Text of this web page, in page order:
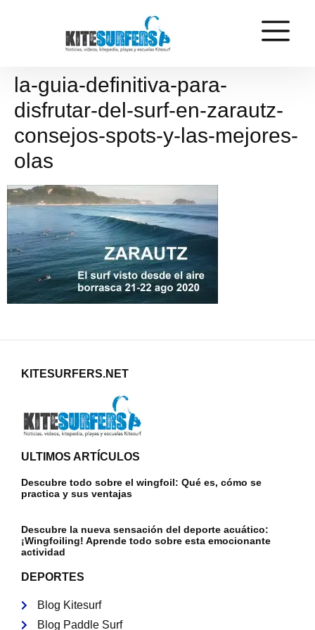
la-guia-definitiva-para-
disfrutar-del-surf-en-zarautz-
consejos-spots-y-las-mejores-
olas
KITESURFERS.NET
ULTIMOS ARTÍCULOS
Descubre todo sobre el wingfoil: Qué es, cómo se
practica y sus ventajas
Descubre la nueva sensación del deporte acuático:
¡Wingfoiling! Aprende todo sobre esta emocionante
actividad
DEPORTES
Blog Kitesurf
Blog Paddle Surf